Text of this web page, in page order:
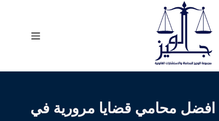
التجاوز
إلى
المحتوى
افضل محامي قضايا مرورية في